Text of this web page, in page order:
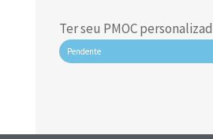
Ter seu PMOC
Pendente